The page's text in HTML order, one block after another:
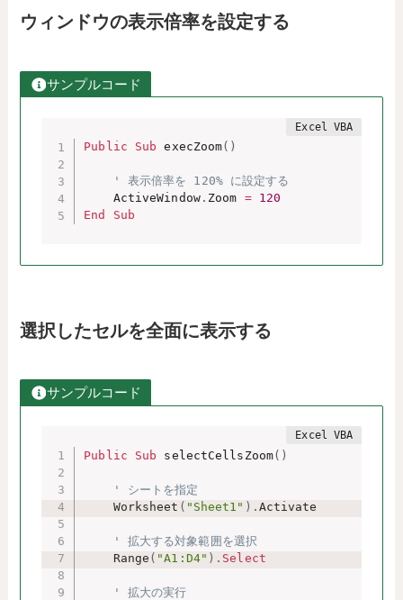
ウィンドウの表示倍率を設定する
サンプルコード
Public Sub execZoom( )
' 表示倍率を 120% に設定する
    ActiveWindow
. Zoom =
120
End
Sub
選択したセルを全面に表示する
サンプルコード
Public Sub selectCellsZoom( )
' シートを指定
    Worksheet
( "Sheet1" ) . Activate
' 拡大する対象範囲を選択
    Range
( "A1:D4" ) . Select
' 拡大の実行